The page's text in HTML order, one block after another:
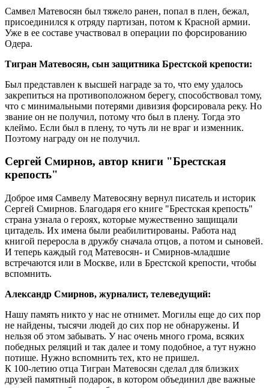
Самвел Матевосян был тяжело ранен, попал в плен, бежал,
присоединился к отряду партизан, потом к Красной армии.
Уже в ее составе участвовал в операции по форсированию
Одера.
Тигран Матевосян, сын защитника Брестской крепости:
Был представлен к высшей награде за то, что ему удалось
закрепиться на противоположном берегу, способствовал тому,
что с минимальными потерями дивизия форсировала реку. Но
звание он не получил, потому что был в плену. Тогда это
клеймо. Если был в плену, то чуть ли не враг и изменник.
Поэтому награду он не получил.
Сергей Смирнов, автор книги "Брестская
крепость"
Доброе имя Самвелу Матевосяну вернул писатель и историк
Сергей Смирнов. Благодаря его книге "Брестская крепость"
страна узнала о героях, которые мужественно защищали
цитадель. Их имена были реабилитированы. Работа над
книгой переросла в дружбу сначала отцов, а потом и сыновей.
И теперь каждый год Матевосян- и Смирнов-младшие
встречаются или в Москве, или в Брестской крепости, чтобы
вспомнить.
Александр Смирнов, журналист, телеведущий:
Нашу память никто у нас не отнимет. Могилы еще до сих пор
не найдены, тысячи людей до сих пор не обнаружены. И
нельзя об этом забывать. У нас очень много грома, всяких
победных реляций и так далее и тому подобное, а тут нужно
потише. Нужно вспомнить тех, кто не пришел.
К 100-летию отца Тигран Матевосян сделал для близких
друзей памятный подарок, в котором объединил две важные